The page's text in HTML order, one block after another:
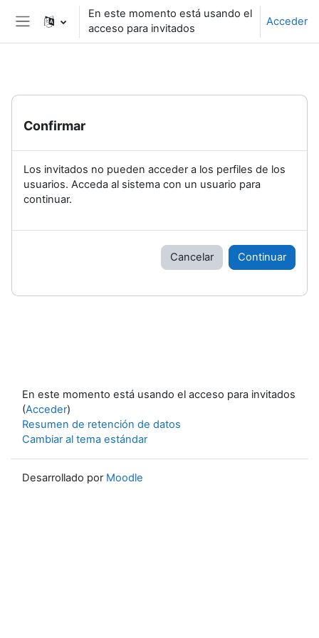
Salta al contenido principal
Panel lateral
En este momento está usando el
acceso para invitados
Acceder
Confirmar
Los invitados no pueden acceder a los perfiles de los
usuarios. Acceda al sistema con un usuario para
continuar.
Cancelar Continuar
En este momento está usando el acceso para invitados
(Acceder)
Resumen de retención de datos
Cambiar al tema estándar
Desarrollado por Moodle